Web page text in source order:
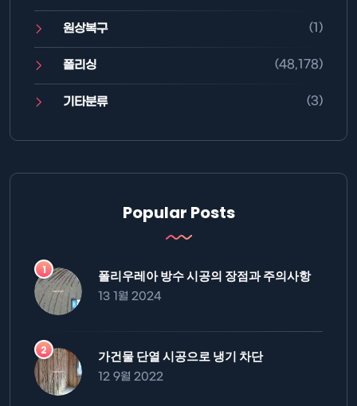
원상복구 (1)
폴리싱 (48,178)
기타분류 (3)
Popular Posts
폴리우레아 방수 시공의 장점과 주의사항
13 1월 2024
가건물 단열 시공으로 냉기 차단
12 9월 2022